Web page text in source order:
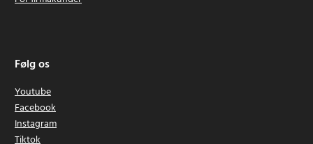
Følg os
Youtube
Facebook
Instagram
Tiktok